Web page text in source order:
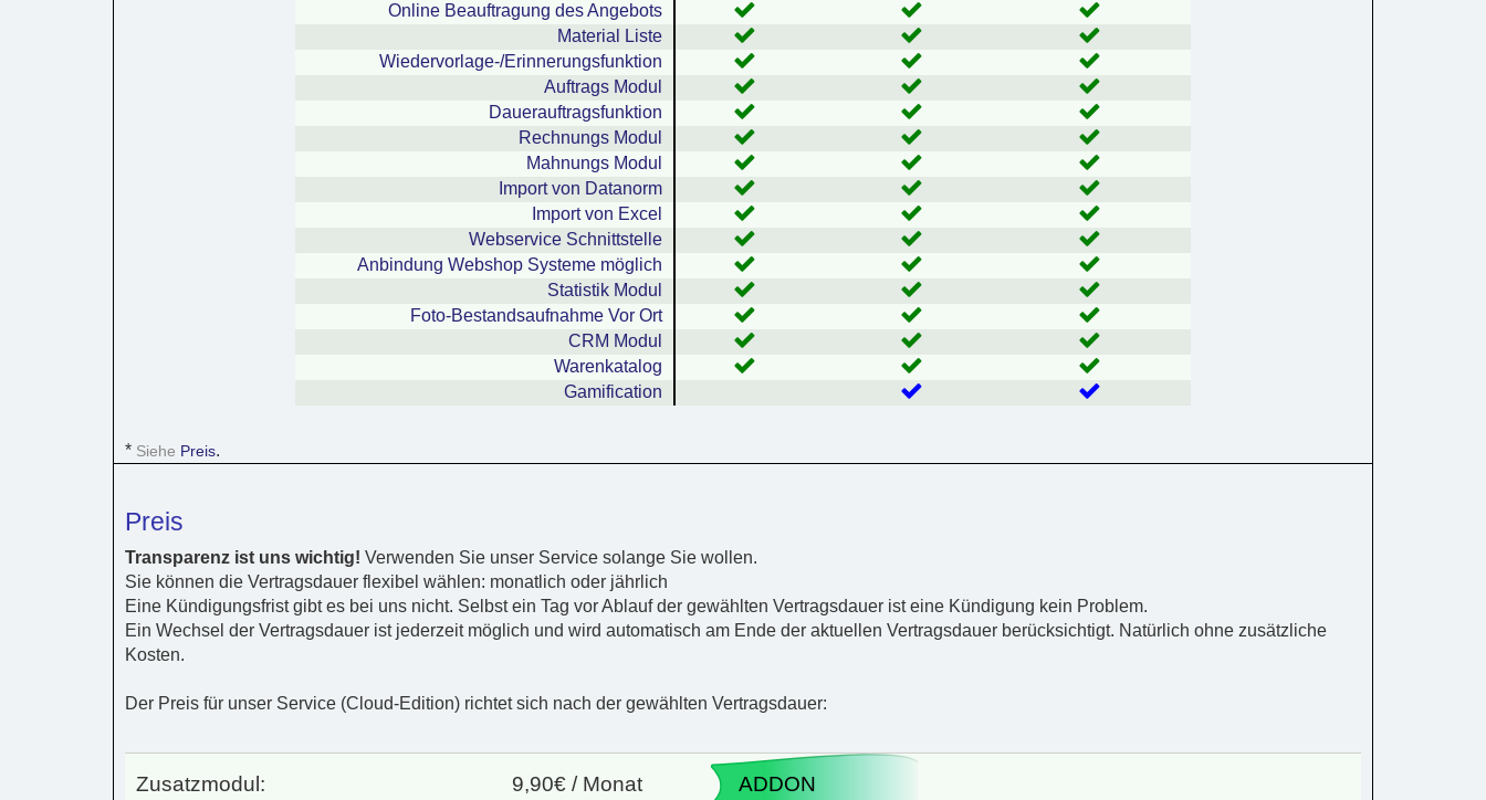
Online Beauftragung des Angebots
Material Liste
Wiedervorlage-/Erinnerungsfunktion
Auftrags Modul
Dauerauftragsfunktion
Rechnungs Modul
Mahnungs Modul
Import von Datanorm
Import von Excel
Webservice Schnittstelle
Anbindung Webshop Systeme möglich
Statistik Modul
Foto-Bestandsaufnahme Vor Ort
CRM Modul
Warenkatalog
Gamification
* Siehe Preis.
Preis
Transparenz ist uns wichtig! Verwenden Sie unser Service solange Sie wollen.
Sie können die Vertragsdauer flexibel wählen: monatlich oder jährlich
Eine Kündigungsfrist gibt es bei uns nicht. Selbst ein Tag vor Ablauf der gewählten Vertragsdauer ist eine Kündigung kein Problem.
Ein Wechsel der Vertragsdauer ist jederzeit möglich und wird automatisch am Ende der aktuellen Vertragsdauer berücksichtigt. Natürlich ohne zusätzliche
Kosten.
Der Preis für unser Service (Cloud-Edition) richtet sich nach der gewählten Vertragsdauer:
Zusatzmodul:
9,90€ / Monat ADDON